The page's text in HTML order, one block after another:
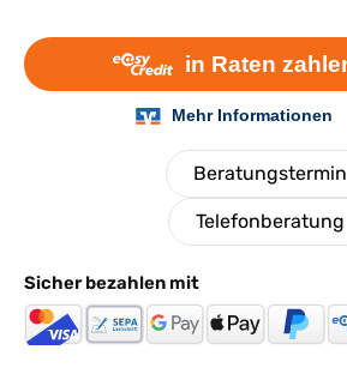
Beratungstermin
Telefonberatung
Sicher bezahlen mit